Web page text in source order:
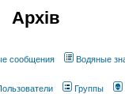
Архів
сообщения Водяные
Группы